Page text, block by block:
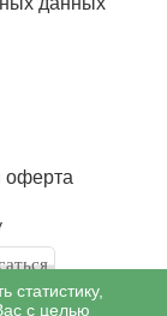
оферта
политикиобработки
с целью